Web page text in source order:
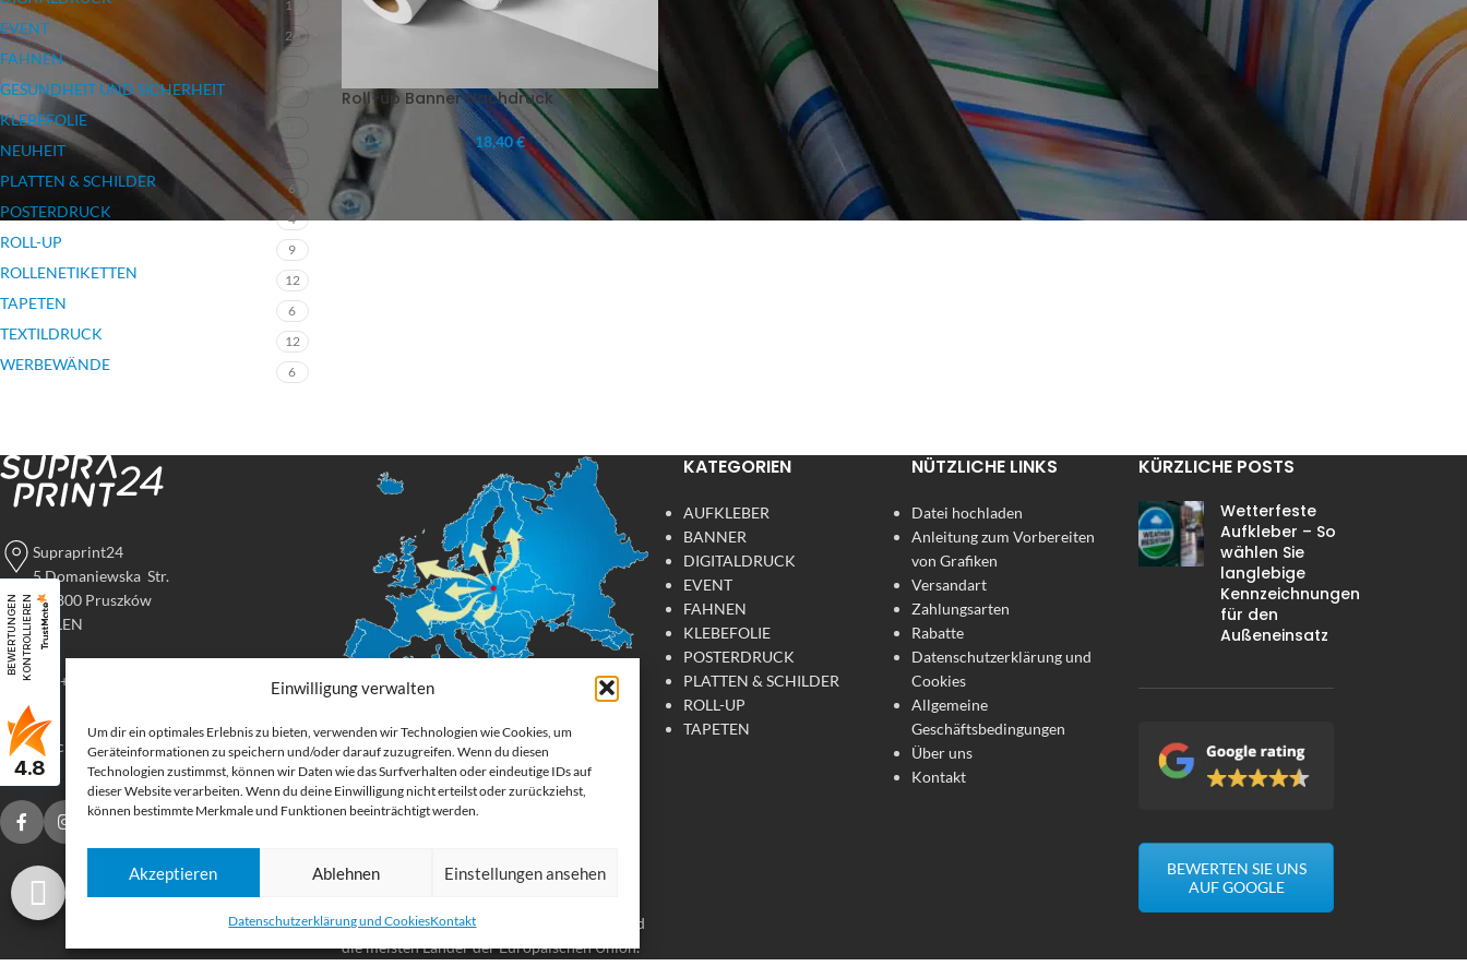
Einwilligung verwalten
Um dir ein optimales Erlebnis zu bieten, verwenden wir Technologien wie Cookies, um
Geräteinformationen zu speichern und/oder darauf zuzugreifen. Wenn du diesen
Technologien zustimmst, können wir Daten wie das Surfverhalten oder eindeutige IDs auf
dieser Website verarbeiten. Wenn du deine Einwilligung nicht erteilst oder zurückziehst,
können bestimmte Merkmale und Funktionen beeinträchtigt werden.
Akzeptieren Ablehnen Einstellungen ansehen
Datenschutzerklärung und CookiesKontakt
17
EVENT 26
FAHNEN
GESUNDHEIT UND SICHERHEIT
KLEBEFOLIE
NEUHEIT 12
PLATTEN & SCHILDER 6
POSTERDRUCK 4
ROLL-UP 9
ROLLENETIKETTEN 12
TAPETEN 6
TEXTILDRUCK 12
WERBEWÄNDE 6
Roll-up Banner Nachdruck
18,40 €
Supraprint24
5 Domaniewska Str.
05-800 Pruszków
POLEN
Tel: +48 517 395 069
druck@supraprint24.de
Digital
Großformatdruck
Stoffe, Folien, Fahnen, Strandfahnen, Poster,
Druckprodukte Deutschland, Österreich und
die meisten Länder der Europäischen Union.
KATEGORIEN
AUFKLEBER
BANNER
DIGITALDRUCK
EVENT
FAHNEN
KLEBEFOLIE
POSTERDRUCK
PLATTEN & SCHILDER
ROLL-UP
TAPETEN
NÜTZLICHE LINKS
Datei hochladen
Anleitung zum Vorbereiten
von Grafiken
Versandart
Zahlungsarten
Rabatte
Datenschutzerklärung und
Cookies
Allgemeine
Geschäftsbedingungen
Über uns
Kontakt
KÜRZLICHE POSTS
Wetterfeste
Aufkleber – So
wählen Sie
langlebige
Kennzeichnungen
für den
Außeneinsatz
BEWERTEN SIE UNS
AUF GOOGLE
B
E
W
E
R
T
U
N
G
E
N
K
O
N
T
R
O
L
L
I
E
R
EN
4.8